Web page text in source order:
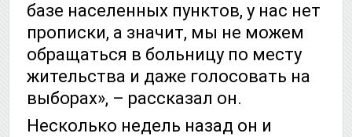
базе населенных пунктов, у нас нет
прописки, а значит, мы не можем
обращаться в больницу по месту
жительства и даже голосовать на
выборах», – рассказал он.
Несколько недель назад он и